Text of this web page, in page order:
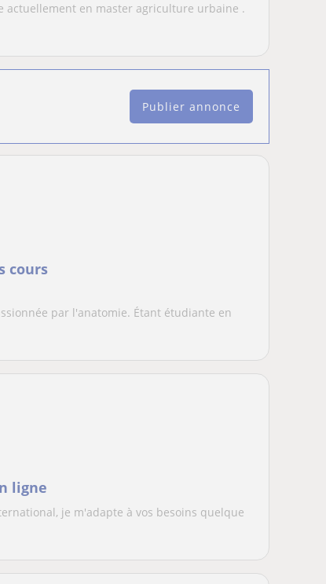
actuellement en master agriculture urbaine .
Publier annonce
cours
par l'anatomie. Étant étudiante en
ligne
je m'adapte à vos besoins quelque